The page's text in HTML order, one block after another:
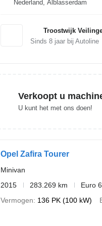
Nederland, Alblasserdam
Troostwijk
Sinds 8jaar bij Autoline
Verkoopt u
U kunt het met ons doen!
Opel Zafira Tourer
Minivan
2015
283.269 km
Euro 6
Vermogen
136 PK (100 kW)